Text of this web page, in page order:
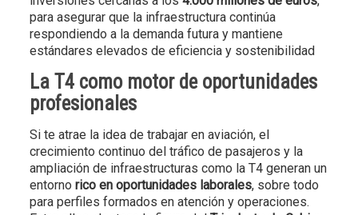
para asegurar que la infraestructura continúa
respondiendo a la demanda futura y mantiene
estándares elevados de eficiencia y sostenibilidad
La T4 como motor de oportunidades
profesionales
Si te atrae la idea de trabajar en aviación, el
crecimiento continuo del tráfico de pasajeros y la
ampliación de infraestructuras como la T4 generan un
entorno rico en oportunidades laborales, sobre todo
para perfiles formados en atención y operaciones.